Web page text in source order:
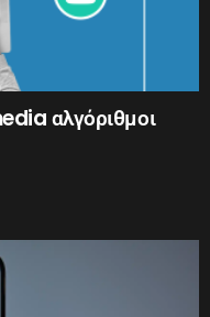
αλγόριθμοι